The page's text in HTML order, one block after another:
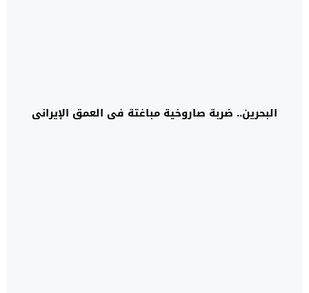
البحرين.. ضربة صاروخية مباغتة في العمق الإيراني